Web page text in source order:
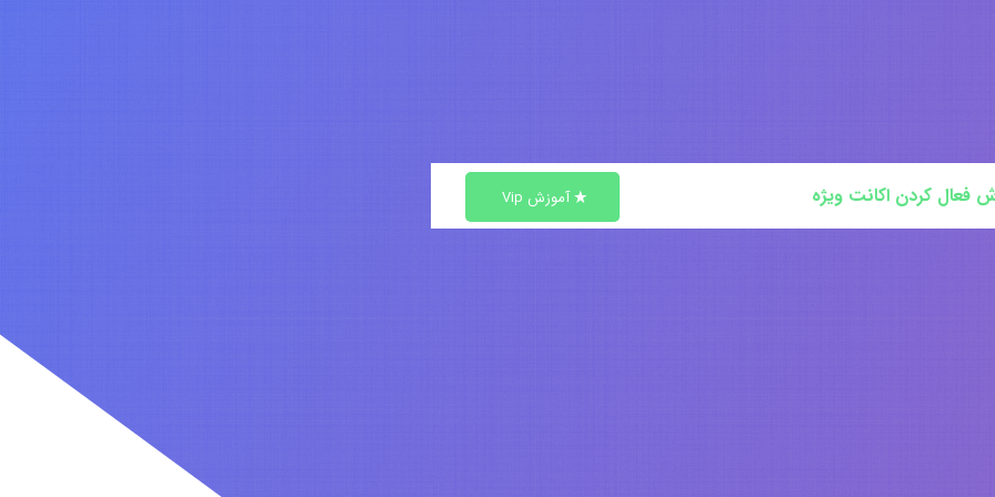
فعال کردن اکانت ویژه آموزش Vip